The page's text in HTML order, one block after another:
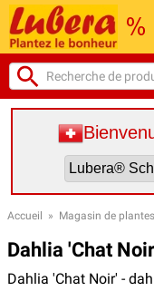
Accueil » Magasin de plantes
Dahlia 'Chat
Dahlia 'Chat Noir' -